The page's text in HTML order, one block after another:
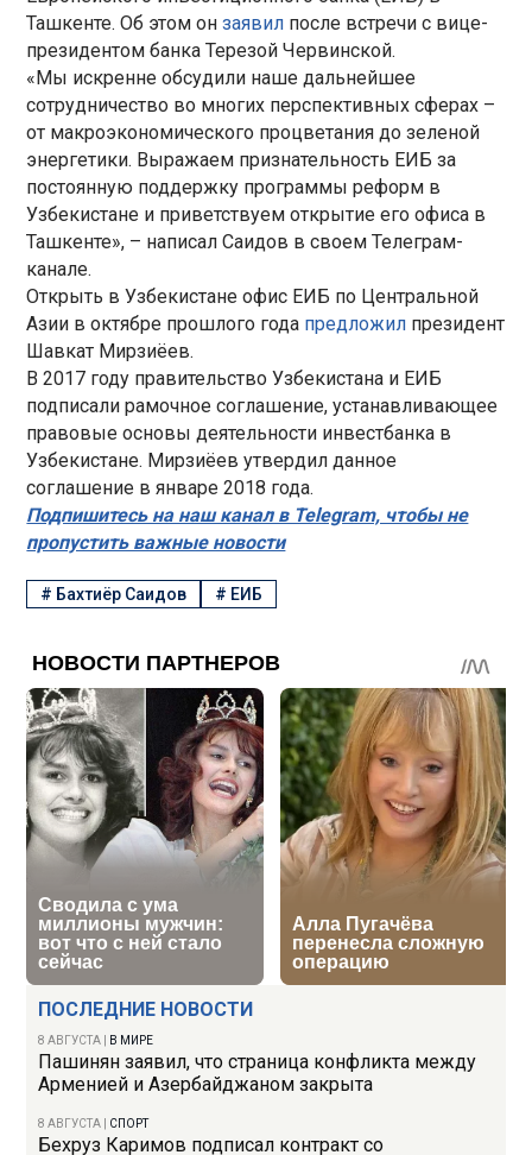
ПОСЛЕДНИЕ НОВОСТИ
8 АВГУСТА В МИРЕ
Пашинян заявил, что страница конфликта между
Арменией и Азербайджаном закрыта
8 АВГУСТА СПОРТ
Бехруз Каримов подписал контракт со
Ташкенте. Об этом онзаявил после встречи с вице-
президентом банка Терезой Червинской.
«Мы искренне обсудили наше дальнейшее
сотрудничество во многих перспективных сферах –
от макроэкономического процветания до зеленой
энергетики. Выражаем признательность ЕИБ за
постоянную поддержку программы реформ в
Узбекистане и приветствуем открытие его офиса в
Ташкенте», – написал Саидов в своем Телеграм-
канале.
Открыть в Узбекистане офис ЕИБ по Центральной
Азии в октябре прошлого года предложил президент
Шавкат Мирзиёев.
В 2017 году правительство Узбекистана и ЕИБ
подписали рамочное соглашение, устанавливающее
правовые основы деятельности инвестбанка в
Узбекистане. Мирзиёев утвердил данное
соглашение в январе 2018 года.
Подпишитесь на наш канал в Telegram, чтобы не
пропустить важные новости
# Бахтиёр Саидов # ЕИБ